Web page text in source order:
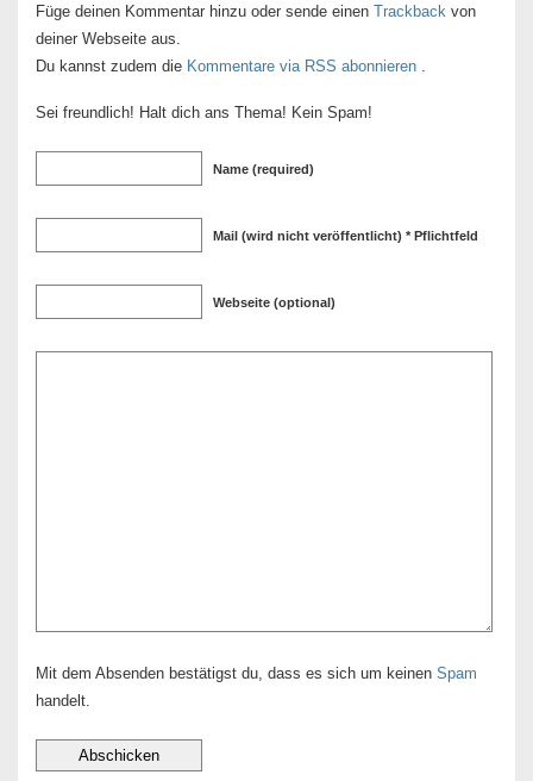
Füge deinen Kommentar hinzu oder sende einen Trackback von
deiner Webseite aus.
Du kannst zudem die Kommentare via RSS abonnieren
Sei freundlich! Halt dich ans Thema! Kein Spam!
Name (required)
Mail (wird nicht veröffentlicht) * Pflichtfeld
Webseite (optional)
Mit dem Absenden bestätigst du, dass es sich um keinen Spam
handelt.